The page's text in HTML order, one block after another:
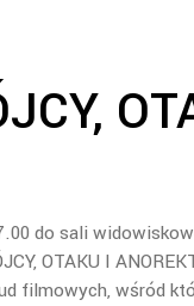
do sali
OTAKU I
filmowych, wśród